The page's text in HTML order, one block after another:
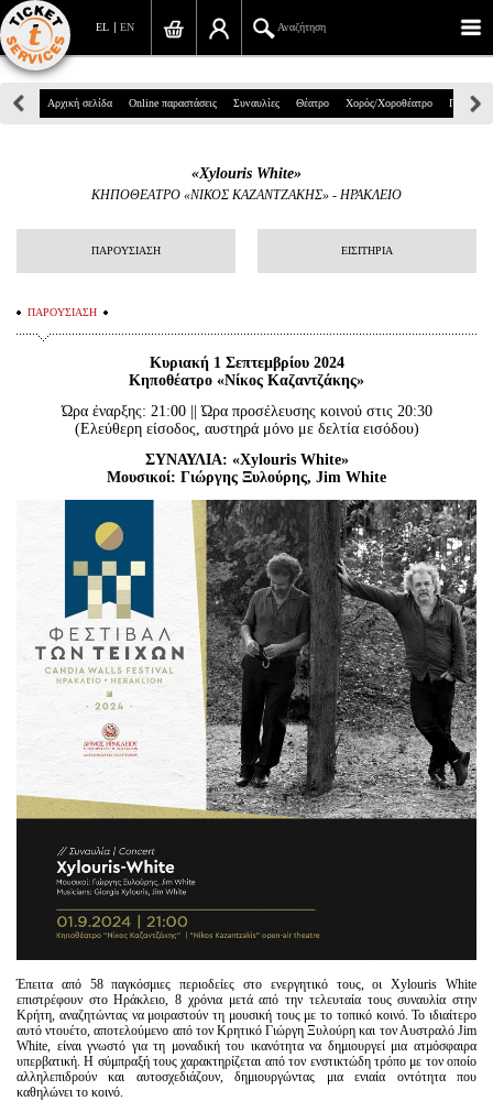
EN
EL Αναζήτηση
Πανεπιστημίου 39, Αθήνα
info@ticketservices.gr
Αναζήτηση
Σύνδεση/Εγγραφή
Αναζήτηση παραγγελίας
Προσωπικά Δεδομένα
Πληροφορίες
Είσοδος διαχειριστή
Αρχική σελίδα Online παραστάσεις Συναυλίες Θέατρο Χορός/Χοροθέατρο Παιδικά
«Xylouris White»
ΚΗΠΟΘΕΑΤΡΟ «ΝΙΚΟΣ ΚΑΖΑΝΤΖΑΚΗΣ» - ΗΡΑΚΛΕΙΟ
ΠΑΡΟΥΣΙΑΣΗ ΕΙΣΙΤΗΡΙΑ
ΠΑΡΟΥΣΙΑΣΗ
Κυριακή 1 Σεπτεμβρίου 2024
Κηποθέατρο «Νίκος Καζαντζάκης»
Ώρα έναρξης: 21:00 || Ώρα προσέλευσης κοινού στις 20:30
(Ελεύθερη είσοδος, αυστηρά μόνο με δελτία εισόδου)
ΣΥΝΑΥΛΙΑ: «Xylouris White»
Μουσικοί: Γιώργης Ξυλούρης, Jim White
Έπειτα από 58 παγκόσμιες περιοδείες στο ενεργητικό τους, οι Xylouris White
επιστρέφουν στο Ηράκλειο, 8 χρόνια μετά από την τελευταία τους συναυλία στην
Κρήτη, αναζητώντας να μοιραστούν τη μουσική τους με το τοπικό κοινό. Το ιδιαίτερο
αυτό ντουέτο, αποτελούμενο από τον Κρητικό Γιώργη Ξυλούρη και τον Αυστραλό Jim
White, είναι γνωστό για τη μοναδική του ικανότητα να δημιουργεί μια ατμόσφαιρα
υπερβατική. Η σύμπραξή τους χαρακτηρίζεται από τον ενστικτώδη τρόπο με τον οποίο
αλληλεπιδρούν και αυτοσχεδιάζουν, δημιουργώντας μια ενιαία οντότητα που
καθηλώνει το κοινό.